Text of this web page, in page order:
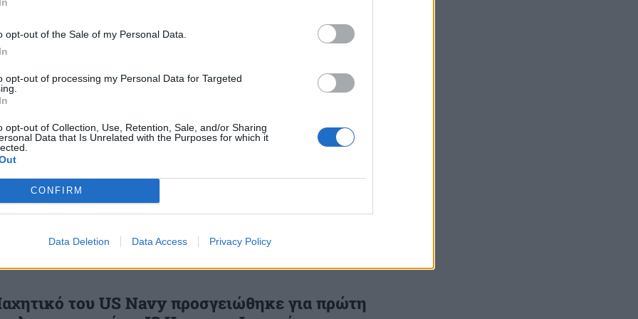
opt-out of the Sale of my Personal Data.
opt-out of processing my Personal Data for Targeted
opt-out of Collection, Use, Retention, Sale, and/or Sharing
Data that Is Unrelated with the Purposes for which it
CONFIRM
Data Deletion Data Access Privacy Policy
41 stealth μαχητικά τύπου F-35B.
στοιχεία για τη συντριβή
stealth μαχητικού το 2023 – «Πετούσε
11 λεπτά»
του 2023, η συντριβή ενός F-35B του Σώματος Πεζοναυτών
μεγάλο «ντόρο» στις ΗΠΑ, καθώς το αεροσκάφος...
του US Navy προσγειώθηκε για πρώτη